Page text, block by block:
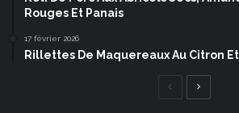
Rouges Et Panais
17 février 2026
Rillettes De Maquereaux Au Citron Et
Page